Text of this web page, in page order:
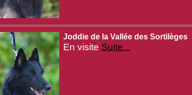
Joddie de la Vallée des Sortilèges
En visite Suite...